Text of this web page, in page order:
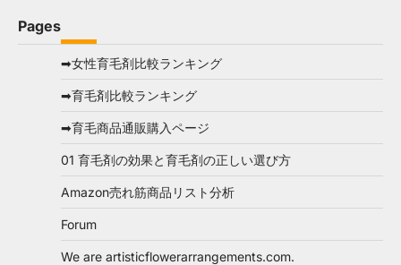
Pages
➡女性育毛剤比較ランキング
➡育毛剤比較ランキング
➡育毛商品通販購入ページ
01 育毛剤の効果と育毛剤の正しい選び方
Amazon売れ筋商品リスト分析
Forum
We are artisticflowerarrangements.com.